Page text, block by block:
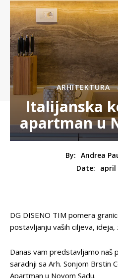
ARHITEKTURA
Italijanska
apartman u
By: Andrea
Date:
april
DG DISENO TIM pomera
postavljanju vaših ciljeva, ideja,
Danas vam predstavljamo naš
saradnji sa Arh. Sonjom Brstin
Apartman u Novom Sadu.